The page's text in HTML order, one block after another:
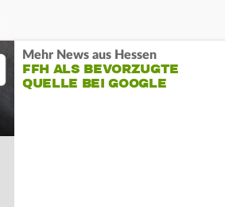
Mehr News aus Hessen
FFH ALS BEVORZUGTE
QUELLE BEI GOOGLE